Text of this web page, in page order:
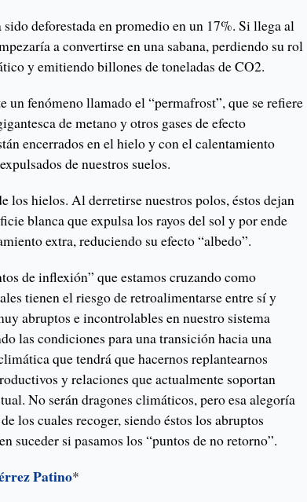
sido deforestada en promedio en un 17%. Si llega al
a convertirse en una sabana, perdiendo su rol
y emitiendo billones de toneladas de CO2.
un fenómeno llamado el “permafrost”, que se refiere
de metano y otros gases de efecto
encerrados en el hielo y con el calentamiento
de nuestros suelos.
los hielos. Al derretirse nuestros polos, éstos dejan
blanca que expulsa los rayos del sol y por ende
extra, reduciendo su efecto “albedo”.
de inflexión” que estamos cruzando como
tienen el riesgo de retroalimentarse entre sí y
abruptos e incontrolables en nuestro sistema
las condiciones para una transición hacia una
que tendrá que hacernos replantearnos
y relaciones que actualmente soportan
No serán dragones climáticos, pero esa alegoría
los cuales recoger, siendo éstos los abruptos
suceder si pasamos los “puntos de no retorno”.
Patino*